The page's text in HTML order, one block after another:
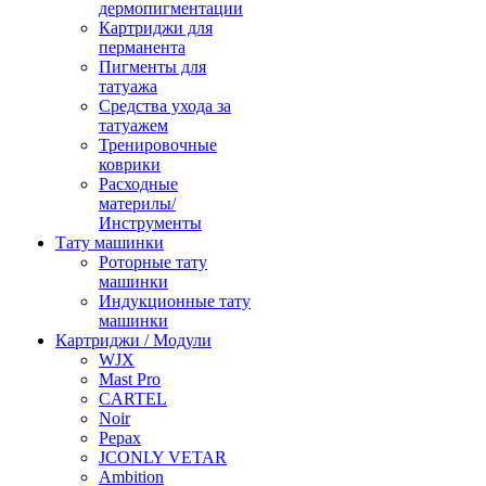
дермопигментации
Картриджи для
перманента
Пигменты для
татуажа
Средства ухода за
татуажем
Тренировочные
коврики
Расходные
материлы/
Инструменты
Тату машинки
Роторные тату
машинки
Индукционные тату
машинки
Картриджи / Модули
WJX
Mast Pro
CARTEL
Noir
Pepax
JCONLY VETAR
Ambition